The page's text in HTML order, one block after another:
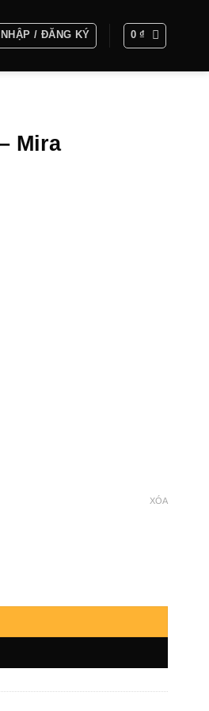
/ ĐĂNG KÝ 0₫
Mira
XÓA